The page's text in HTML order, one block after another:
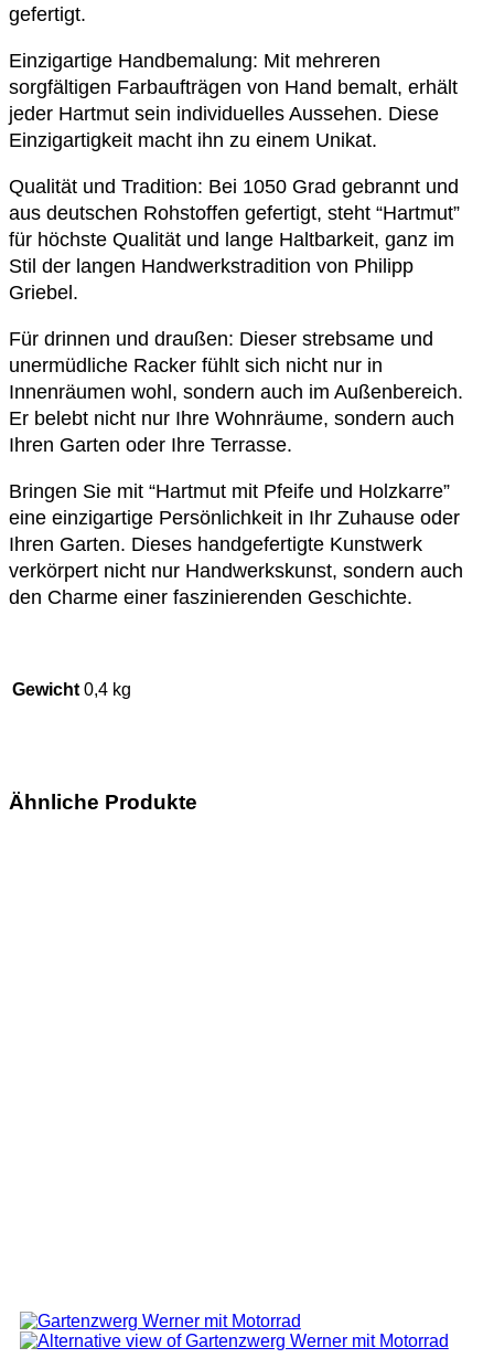
gefertigt.
Einzigartige Handbemalung: Mit mehreren
sorgfältigen Farbaufträgen von Hand bemalt, erhält
jeder Hartmut sein individuelles Aussehen. Diese
Einzigartigkeit macht ihn zu einem Unikat.
Qualität und Tradition: Bei 1050 Grad gebrannt und
aus deutschen Rohstoffen gefertigt, steht “Hartmut”
für höchste Qualität und lange Haltbarkeit, ganz im
Stil der langen Handwerkstradition von Philipp
Griebel.
Für drinnen und draußen: Dieser strebsame und
unermüdliche Racker fühlt sich nicht nur in
Innenräumen wohl, sondern auch im Außenbereich.
Er belebt nicht nur Ihre Wohnräume, sondern auch
Ihren Garten oder Ihre Terrasse.
Bringen Sie mit “Hartmut mit Pfeife und Holzkarre”
eine einzigartige Persönlichkeit in Ihr Zuhause oder
Ihren Garten. Dieses handgefertigte Kunstwerk
verkörpert nicht nur Handwerkskunst, sondern auch
den Charme einer faszinierenden Geschichte.
Gewicht 0,4 kg
Ähnliche Produkte